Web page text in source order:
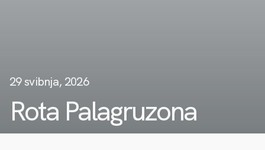
29 svibnja, 2026
Rota Palagruzona